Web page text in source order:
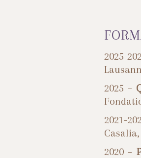
2025-
2025 –
2021-
2020 –